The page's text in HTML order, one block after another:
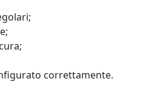
correttamente.